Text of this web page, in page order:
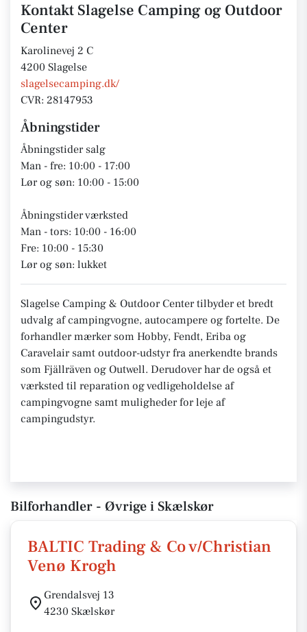
Kontakt Slagelse Camping og Outdoor
Center
Karolinevej 2 C
4200 Slagelse
slagelsecamping.dk/
CVR: 28147953
Åbningstider
Åbningstider salg
Man - fre: 10:00 - 17:00
Lør og søn: 10:00 - 15:00
Åbningstider værksted
Man - tors: 10:00 - 16:00
Fre: 10:00 - 15:30
Lør og søn: lukket
Slagelse Camping & Outdoor Center tilbyder et bredt
udvalg af campingvogne, autocampere og fortelte. De
forhandler mærker som Hobby, Fendt, Eriba og
Caravelair samt outdoor-udstyr fra anerkendte brands
som Fjällräven og Outwell. Derudover har de også et
værksted til reparation og vedligeholdelse af
campingvogne samt muligheder for leje af
campingudstyr.
Bilforhandler - Øvrige i Skælskør
BALTIC Trading & Co v/Christian
Venø Krogh
Grendalsvej 13
4230 Skælskør